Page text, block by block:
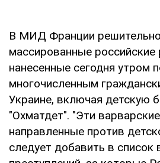
В МИД Франции решительно
массированные
нанесенные сегодня утром
многочисленным
Украине, включая детскую
"Охматдет". "Эти
направленные против
следует добавить в список